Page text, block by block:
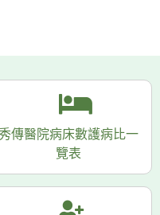
傳醫院病床數護病比一
覽表